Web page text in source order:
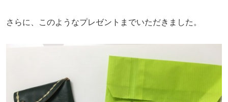
さらに、このようなプレゼントまでいただきました。